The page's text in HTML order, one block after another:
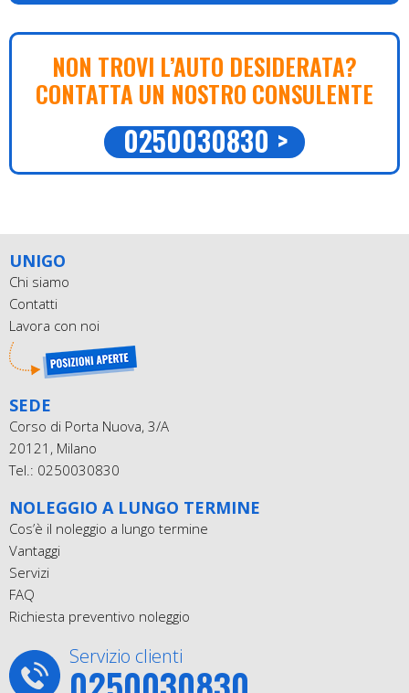
NON TROVI L’AUTO DESIDERATA?
CONTATTA UN NOSTRO CONSULENTE
UNIGO
Chi siamo
Contatti
Lavora con noi
SEDE
Corso di Porta Nuova, 3/A
20121, Milano
Tel.: 0250030830
NOLEGGIO A LUNGO TERMINE
Cos’è il noleggio a lungo termine
Vantaggi
Servizi
FAQ
Richiesta preventivo noleggio
Servizio clienti